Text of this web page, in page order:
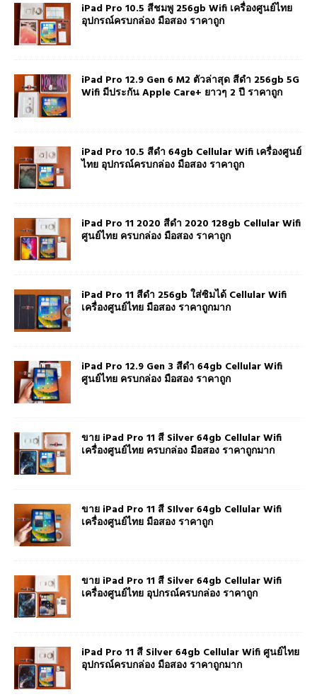
iPad Pro 10.5 สีชมพู 256gb Wifi เครื่องศูนย์ไทย
อุปกรณ์ครบกล่อง มือสอง ราคาถูก
iPad Pro 12.9 Gen 6 M2 ตัวล่าสุด สีดำ 256gb 5G
Wifi มีประกัน Apple Care+ ยาวๆ 2 ปี ราคาถูก
iPad Pro 10.5 สีดำ 64gb Cellular Wifi เครื่องศูนย์
ไทย อุปกรณ์ครบกล่อง มือสอง ราคาถูก
iPad Pro 11 2020 สีดำ 2020 128gb Cellular Wifi
ศูนย์ไทย ครบกล่อง มือสอง ราคาถูก
iPad Pro 11 สีดำ 256gb ใส่ซิมได้ Cellular Wifi
เครื่องศูนย์ไทย มือสอง ราคาถูกมาก
iPad Pro 12.9 Gen 3 สีดำ 64gb Cellular Wifi
ศูนย์ไทย ครบกล่อง มือสอง ราคาถูก
ขาย iPad Pro 11 สี Silver 64gb Cellular Wifi
เครื่องศูนย์ไทย ครบกล่อง มือสอง ราคาถูกมาก
ขาย iPad Pro 11 สี SIlver 64gb Cellular Wifi
เครื่องศูนย์ไทย มือสอง ราคาถูก
ขาย iPad Pro 11 สี Silver 64gb Cellular Wifi
เครื่องศูนย์ไทย อุปกรณ์ครบกล่อง ราคาถูก
iPad Pro 11 สี Silver 64gb Cellular Wifi ศูนย์ไทย
อุปกรณ์ครบกล่อง มือสอง ราคาถูกมาก